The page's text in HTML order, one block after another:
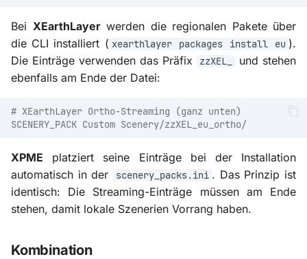
Bei XEarthLayerwerden die regionalen Pakete über
die CLI installiert ( xearthlayer packages install eu ).
Die Einträge verwenden das Präfix
zzXEL_
und stehen
ebenfalls am Ende der Datei:
# XEarthLayer Ortho-Streaming (ganz unten)
SCENERY_PACK Custom Scenery/zzXEL_eu_ortho/
XPME platziert seine Einträge bei der Installation
automatisch in der
scenery_packs.ini . Das Prinzip ist
identisch: Die Streaming-Einträge müssen am Ende
stehen, damit lokale Szenerien Vorrang haben.
Kombination